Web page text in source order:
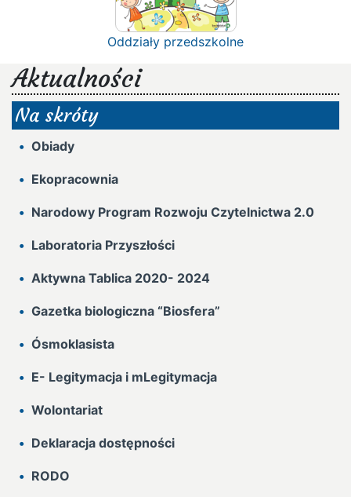
Oddziały przedszkolne
Aktualności
Na skróty
Obiady
Ekopracownia
Narodowy Program Rozwoju Czytelnictwa 2.0
Laboratoria Przyszłości
Aktywna Tablica 2020- 2024
Gazetka biologiczna “Biosfera”
Ósmoklasista
E- Legitymacja i mLegitymacja
Wolontariat
Deklaracja dostępności
RODO